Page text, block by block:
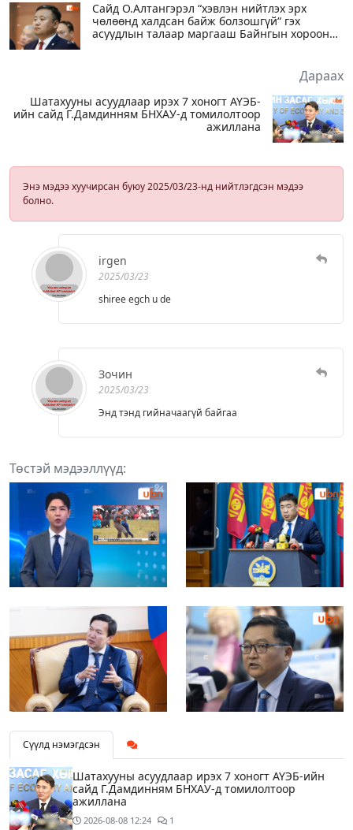
Сайд О.Алтангэрэл “хэвлэн нийтлэх эрх
чөлөөнд халдсан байж болзошгүй“ гэх
асуудлын талаар маргааш Байнгын хороонд
Дараах
Шатахууны асуудлаар ирэх 7 хоногт АҮЭБ-
ийн сайд Г.Дамдинням БНХАУ-д томилолтоор
ажиллана
Энэ мэдээ хуучирсан буюу 2025/03/23-нд нийтлэгдсэн мэдээ
болно.
irgen
2025/03/23
shiree egch u de
Зочин
2025/03/23
Энд тэнд гийначаагүй байгаа
Төстэй мэдээллүүд:
Сүүлд нэмэгдсэн
Шатахууны асуудлаар ирэх 7 хоногт АҮЭБ-ийн
сайд Г.Дамдинням БНХАУ-д томилолтоор
ажиллана
2026-08-08 12:24 1